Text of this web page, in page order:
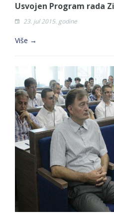
Usvojen Program rada
23. jul 2015. godine
Više →